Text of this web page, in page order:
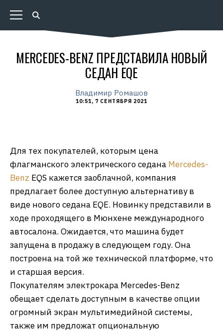
MERCEDES-BENZ ПРЕДСТАВИЛА НОВЫЙ
СЕДАН EQE
Владимир Ромашов
10:51, 7 СЕНТЯБРЯ 2021
Для тех покупателей, которым цена
флагманского электрического седана Mercedes-
Benz EQS кажется заоблачной, компания
предлагает более доступную альтернативу в
виде нового седана EQE. Новинку представили в
ходе проходящего в Мюнхене международного
автосалона. Ожидается, что машина будет
запущена в продажу в следующем году. Она
построена на той же технической платформе, что
и старшая версия.
Покупателям электрокара Mercedes-Benz
обещает сделать доступным в качестве опции
огромный экран мультимедийной системы,
также им предложат опциональную